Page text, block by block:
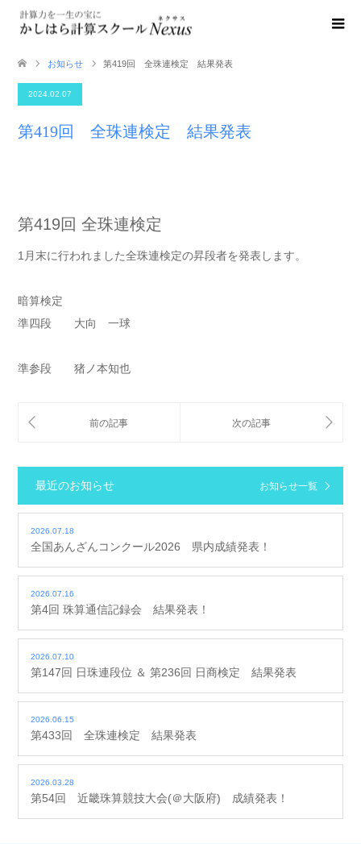
お知らせ 第419回 全珠連検定 結果発表
2024.02.07
第419回 全珠連検定 結果発表
第419回 全珠連検定
1月末に行われました全珠連検定の昇段者を発表します。
暗算検定
準四段 大向 一球
準参段 猪ノ本知也
最近のお知らせ お知らせ一覧
2026.07.18
全国あんざんコンクール2026 県内成績発表！
2026.07.16
第4回 珠算通信記録会 結果発表！
2026.07.10
第147回 日珠連段位 ＆ 第236回 日商検定 結果発表
2026.06.15
第433回 全珠連検定 結果発表
2026.03.28
第54回 近畿珠算競技大会(＠大阪府) 成績発表！